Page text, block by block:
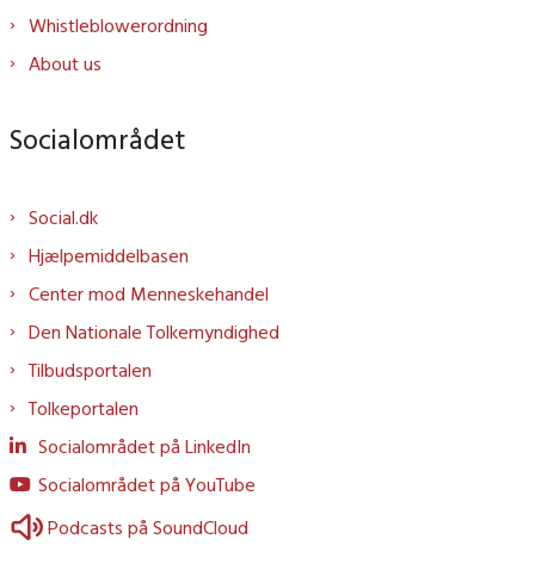
Whistleblowerordning
About us
Socialområdet
Social.dk
Hjælpemiddelbasen
Center mod Menneskehandel
Den Nationale Tolkemyndighed
Tilbudsportalen
Tolkeportalen
Socialområdet på LinkedIn
Socialområdet på YouTube
Podcasts på SoundCloud